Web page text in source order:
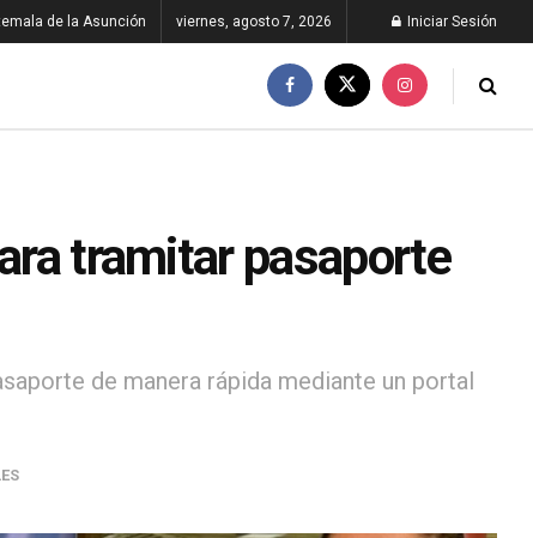
de la Asunción viernes, agosto 7, 2026 Iniciar Sesión
tramitar pasaporte
de manera rápida mediante un portal